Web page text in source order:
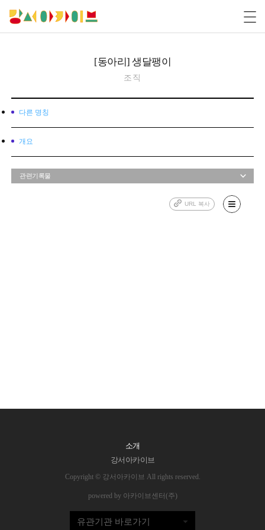
[동아리] 생달팽이
조직
다른 명칭
개요
관련기록물
URL 복사
소개
강서아카이브
Copyright © 강서아카이브 All rights reserved.
powered by 아카이브센터(주)
유관기관 바로가기